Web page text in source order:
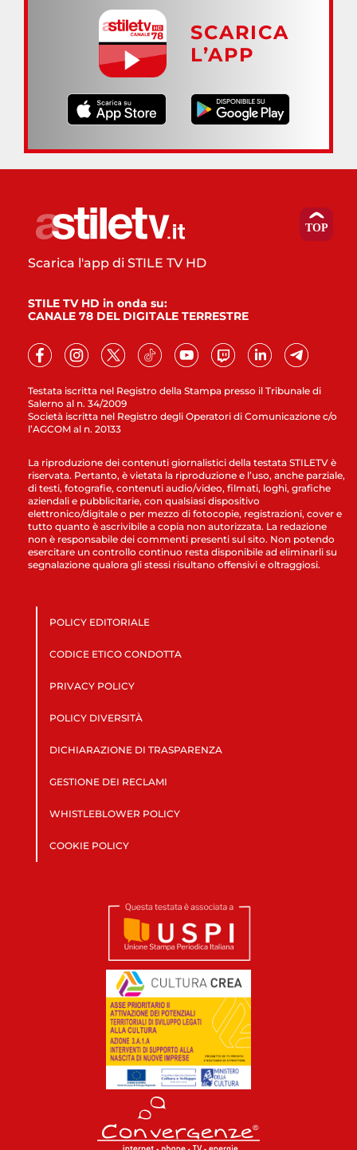
SCARICA
L’APP
Testata iscritta nel Registro della Stampa presso il Tribunale di
Salerno al n. 34/2009
Società iscritta nel Registro degli Operatori di Comunicazione c/o
l’AGCOM al n. 20133
Scarica l'app di STILE TV HD
STILE TV HD in onda su:
CANALE 78 DEL DIGITALE TERRESTRE
La riproduzione dei contenuti giornalistici della testata STILETV è
riservata. Pertanto, è vietata la riproduzione e l’uso, anche parziale,
di testi, fotografie, contenuti audio/video, filmati, loghi, grafiche
aziendali e pubblicitarie, con qualsiasi dispositivo
elettronico/digitale o per mezzo di fotocopie, registrazioni, cover e
tutto quanto è ascrivibile a copia non autorizzata. La redazione
non è responsabile dei commenti presenti sul sito. Non potendo
esercitare un controllo continuo resta disponibile ad eliminarli su
segnalazione qualora gli stessi risultano offensivi e oltraggiosi.
POLICY EDITORIALE
CODICE ETICO CONDOTTA
PRIVACY POLICY
POLICY DIVERSITÀ
DICHIARAZIONE DI TRASPARENZA
GESTIONE DEI RECLAMI
WHISTLEBLOWER POLICY
COOKIE POLICY